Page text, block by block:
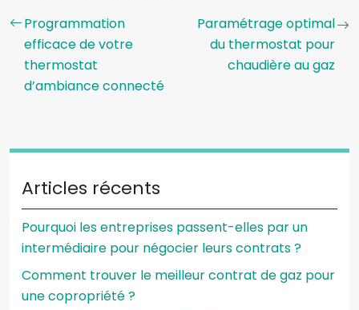
Programmation
efficace de votre
thermostat
d’ambiance connecté
Paramétrage optimal
du thermostat pour
chaudière au gaz
Articles récents
Pourquoi les entreprises passent-elles par un
intermédiaire pour négocier leurs contrats ?
Comment trouver le meilleur contrat de gaz pour
une copropriété ?